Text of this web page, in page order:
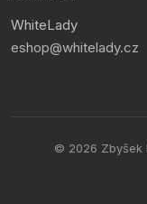
WhiteLady
eshop@whitelady.cz
© 2026 Zbyšek